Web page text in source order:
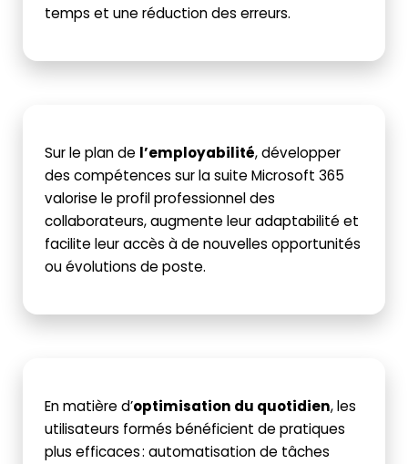
temps et une réduction des erreurs.
Sur le plan de l’employabilité, développer
des compétences sur la suite Microsoft 365
valorise le profil professionnel des
collaborateurs, augmente leur adaptabilité et
facilite leur accès à de nouvelles opportunités
ou évolutions de poste.
En matière d’optimisation du quotidien, les
utilisateurs formés bénéficient de pratiques
plus efficaces : automatisation de tâches